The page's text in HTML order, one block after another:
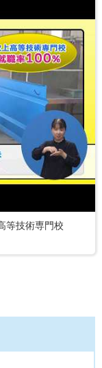
等技術専門校